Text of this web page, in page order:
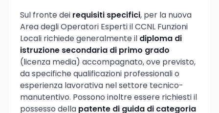
Sul fronte dei requisiti specifici, per la nuova
Area degli Operatori Esperti il CCNL Funzioni
Locali richiede generalmente il diploma di
istruzione secondaria di primo grado
(licenza media) accompagnato, ove previsto,
da specifiche qualificazioni professionali o
esperienza lavorativa nel settore tecnico-
manutentivo. Possono inoltre essere richiesti il
possesso della patente di guida di categoria